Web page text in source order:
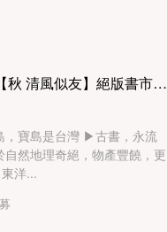
2026 華山好市 發生好事【秋 清風似友】絕版書市 招商開跑
，寶島是台灣 ▶古書，永流
然地理奇絕，物產豐饒，更
洋...